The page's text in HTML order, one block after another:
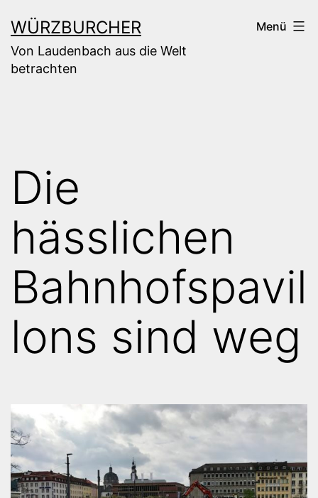
Inhalt
springen
WÜRZBURCHER
Von Laudenbach aus die Welt
betrachten
Menü
Die
hässlichen
Bahnhofspavil
lons sind weg